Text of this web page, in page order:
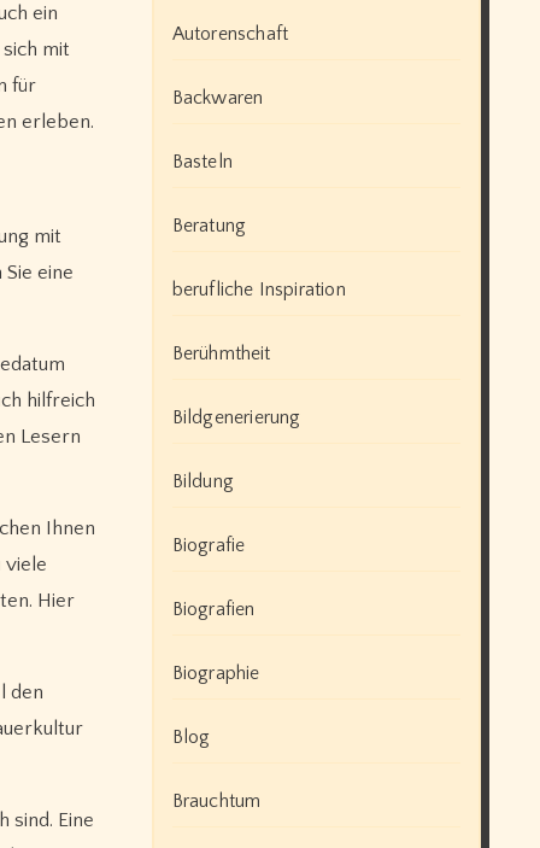
ein
mit
für
erleben.
mit
eine
hilfreich
Lesern
Ihnen
viele
Hier
den
sind. Eine
Autorenschaft
Backwaren
Basteln
Beratung
berufliche Inspiration
Berühmtheit
Bildgenerierung
Bildung
Biografie
Biografien
Biographie
Blog
Brauchtum